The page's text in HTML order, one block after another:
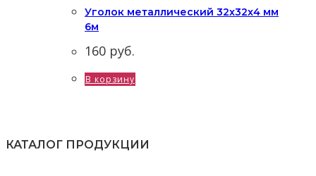
Уголок металлический 32x32x4 мм
6м
160 руб.
В корзину
КАТАЛОГ ПРОДУКЦИИ